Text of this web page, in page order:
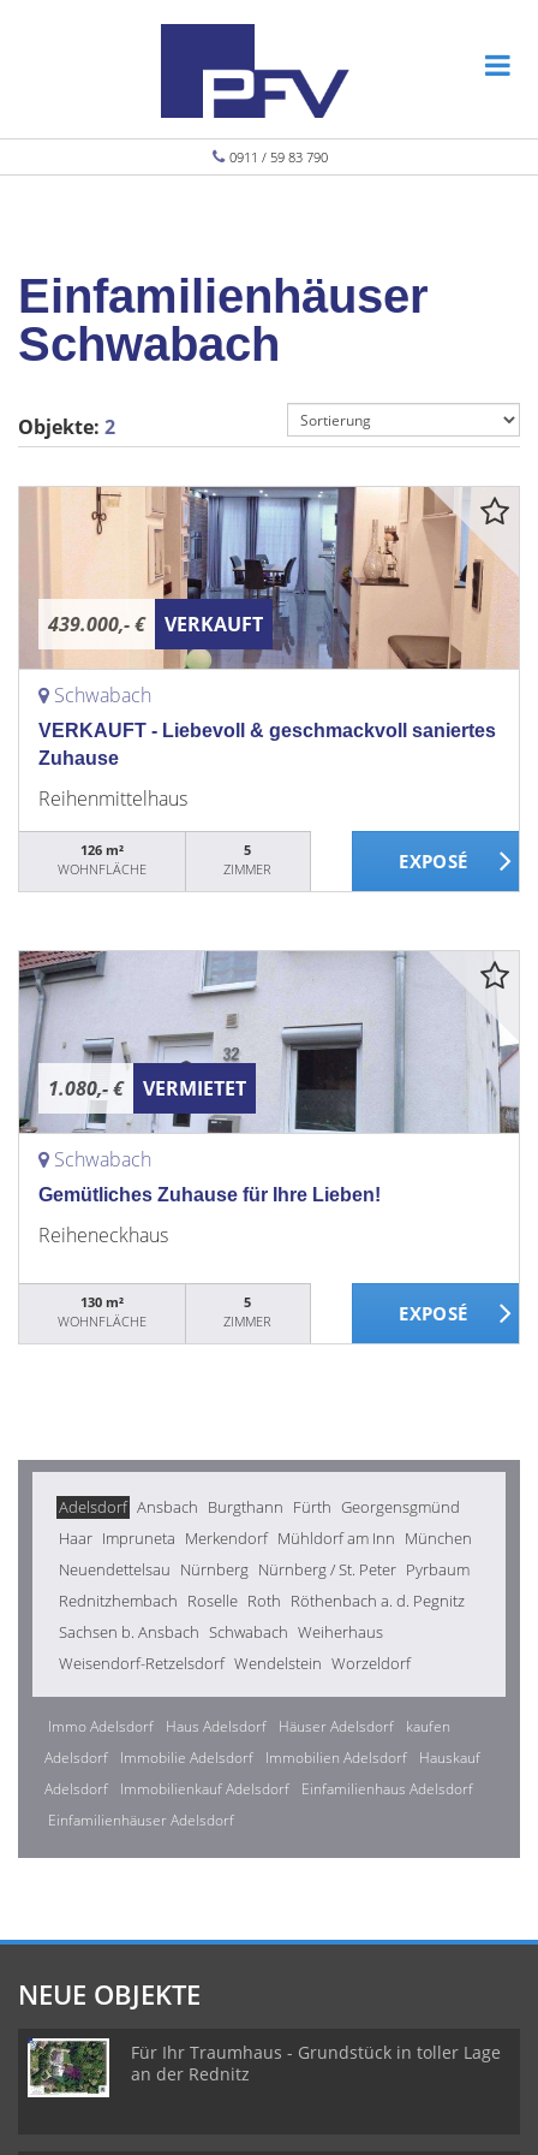
0911 / 59 83 790
Einfamilienhäuser
Schwabach
Objekte: 2
439.000,- € VERKAUFT
Schwabach
VERKAUFT - Liebevoll & geschmackvoll saniertes
Zuhause
Reihenmittelhaus
126 m²
WOHNFLÄCHE
5
ZIMMER
1.080,- € VERMIETET
Schwabach
Gemütliches Zuhause für Ihre Lieben!
Reiheneckhaus
130 m²
WOHNFLÄCHE
5
ZIMMER
Adelsdorf Ansbach Burgthann Fürth Georgensgmünd
Haar Impruneta Merkendorf Mühldorf am Inn München
Neuendettelsau Nürnberg Nürnberg / St. Peter Pyrbaum
Rednitzhembach Roselle Roth Röthenbach a. d. Pegnitz
Sachsen b. Ansbach Schwabach Weiherhaus
Weisendorf-Retzelsdorf Wendelstein Worzeldorf
Immo Adelsdorf Haus Adelsdorf Häuser Adelsdorf
kaufen
Adelsdorf
Immobilie Adelsdorf Immobilien Adelsdorf
Hauskauf
Adelsdorf
Immobilienkauf Adelsdorf
Einfamilienhaus Adelsdorf
Einfamilienhäuser Adelsdorf
NEUE OBJEKTE
Für Ihr Traumhaus - Grundstück in toller Lage
an der Rednitz